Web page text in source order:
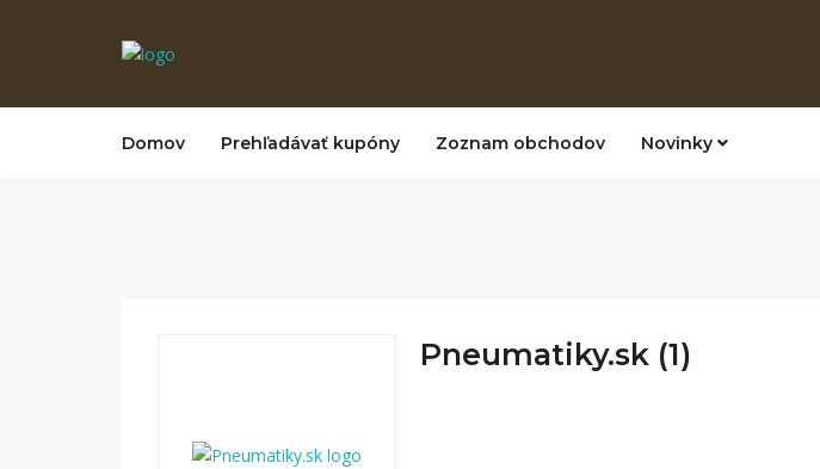
Domov Prehľadávať kupóny Zoznam obchodov Novinky
Pneumatiky.sk (1)